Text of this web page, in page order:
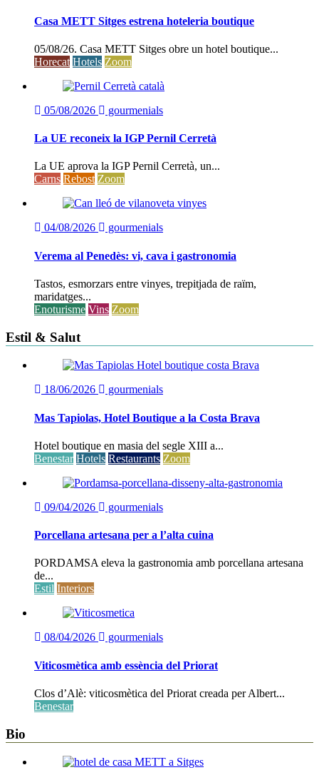
Casa METT Sitges estrena hoteleria boutique
05/08/26. Casa METT Sitges obre un hotel boutique...
Horecat Hotels Zoom
05/08/2026 gourmenials
La UE reconeix la IGP Pernil Cerretà
La UE aprova la IGP Pernil Cerretà, un...
Carns Rebost Zoom
04/08/2026 gourmenials
Verema al Penedès: vi, cava i gastronomia
Tastos, esmorzars entre vinyes, trepitjada de raïm,
maridatges...
Enoturisme Vins Zoom
Estil & Salut
18/06/2026 gourmenials
Mas Tapiolas, Hotel Boutique a la Costa Brava
Hotel boutique en masia del segle XIII a...
Benestar Hotels Restaurants Zoom
09/04/2026 gourmenials
Porcellana artesana per a l’alta cuina
PORDAMSA eleva la gastronomia amb porcellana artesana
de...
Estil Interiors
08/04/2026 gourmenials
Viticosmètica amb essència del Priorat
Clos d’Alè: viticosmètica del Priorat creada per Albert...
Benestar
Bio